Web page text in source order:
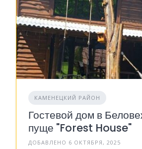
КАМЕНЕЦКИЙ РАЙОН
Гостевой дом в
пуще "Forest House"
ДОБАВЛЕНО 6 ОКТЯБРЯ, 2025